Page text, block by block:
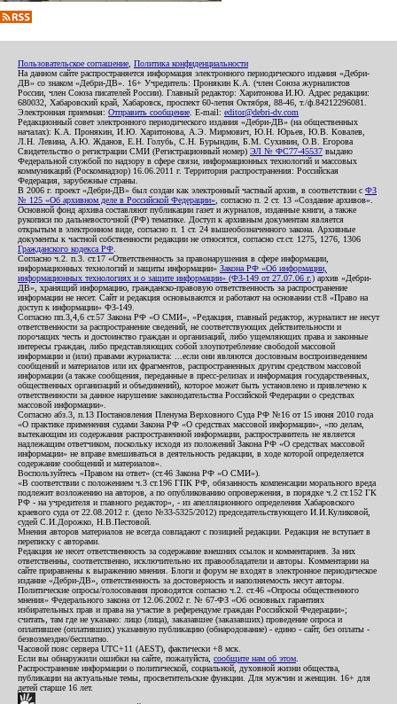
Пользовательское соглашение Политика конфиденциальности
На данном сайте распространяется информация электронного периодического издания «Дебри-
ДВ» со знаком «Дебри-ДВ». 16+ Учредитель: Пронякин К.А. (член Союза журналистов
России, член Союза писателей России). Главный редактор: Харитонова И.Ю. Адрес редакции:
680032, Хабаровский край, Хабаровск, проспект 60-летия Октября, 88-46, т./ф.84212296081.
Электронная приемная: Отправить сообщение . E-mail: editor@debri-dv.com
Редакционный совет электронного периодического издания «Дебри-ДВ» (на общественных
началах): К.А. Пронякин, И.Ю. Харитонова, А.Э. Мирмович, Ю.Н. Юрьев, Ю.В. Ковалев,
Л.Н. Левина, А.Ю. Жданов, Е.Н. Голубь, С.Н. Бурындин, Б.М. Сухинин, О.В. Егорова
Свидетельство о регистрации СМИ (Регистрационный номер) ЭЛ № ФС77-45537 выдано
Федеральной службой по надзору в сфере связи, информационных технологий и массовых
коммуникаций (Роскомнадзор) 16.06.2011 г. Территория распространения: Российская
Федерация, зарубежные страны.
В 2006 г. проект «Дебри-ДВ» был создан как электронный частный архив, в соответствии с ФЗ
№ 125 «Об архивном деле в Российской Федерации» , согласно п. 2 ст. 13 «Создание архивов».
Основной фонд архива составляют публикации газет и журналов, изданные книги, а также
рукописи по дальневосточной (РФ) тематике. Доступ к архивным документам является
открытым в электронном виде, согласно п. 1 ст. 24 вышеобозначенного закона. Архивные
документы к частной собственности редакции не относятся, согласно ст.ст. 1275, 1276, 1306
Гражданского кодекса РФ
Согласно ч.2. п.3. ст.17 «Ответственность за правонарушения в сфере информации,
информационных технологий и защиты информации» Закона РФ «Об информации,
информационных технологиях и о защите информации» (ФЗ-149 от 27.07.06 г.) архив «Дебри-
ДВ», хранящий информацию, гражданско-правовую ответственность за распространение
информации не несет. Сайт и редакция основываются и работают на основании ст.8 «Право на
доступ к информации» ФЗ-149.
Согласно пп.3,4,6 ст.57 Закона РФ «О СМИ», «Редакция, главный редактор, журналист не несут
ответственности за распространение сведений, не соответствующих действительности и
порочащих честь и достоинство граждан и организаций, либо ущемляющих права и законные
интересы граждан, либо представляющих собой злоупотребление свободой массовой
информации и (или) правами журналиста: ...если они являются дословным воспроизведением
сообщений и материалов или их фрагментов, распространенных другим средством массовой
информации (а также сообщения, переданные в пресс-релизах и информация государственных,
общественных организаций и объединений), которое может быть установлено и привлечено к
ответственности за данное нарушение законодательства Российской Федерации о средствах
массовой информации».
Согласно абз.3, п.13 Постановления Пленума Верховного Суда РФ №16 от 15 июня 2010 года
«О практике применения судами Закона РФ «О средствах массовой информации», «по делам,
вытекающим из содержания распространенной информации, распространитель не является
надлежащим ответчиком, поскольку исходя из положений Закона РФ «О средствах массовой
информации» не вправе вмешиваться в деятельность редакции, в ходе которой определяется
содержание сообщений и материалов».
Воспользуйтесь «Правом на ответ» (ст.46 Закона РФ «О СМИ»).
«В соответствии с положением ч.3 ст.196 ГПК РФ, обязанность компенсации морального вреда
подлежит возложению на авторов, а по опубликованию опровержения, в порядке ч.2 ст.152 ГК
РФ - на учредителя и главного редактор», - из апелляционного определения Хабаровского
краевого суда от 22.08.2012 г. (дело №33-5325/2012) председательствующего И.И.Куликовой,
судей С.И.Дорожко, Н.В.Пестовой.
Мнения авторов материалов не всегда совпадают с позицией редакции. Редакция не вступает в
переписку с авторами.
Редакция не несет ответственность за содержание внешних ссылок и комментариев. За них
ответственны, соответственно, исключительно их правообладатели и авторы. Комментарии на
сайте приравнены к выражению мнения. Блоги и форум не входят в электронное периодическое
издание «Дебри-ДВ», ответственность за достоверность и наполняемость несут авторы.
Политические опросы/голосования проводятся согласно ч.2. ст.46 «Опросы общественного
мнения» Федерального закона от 12.06.2002 г. № 67-ФЗ «Об основных гарантиях
избирательных прав и права на участие в референдуме граждан Российской Федерации»;
считать, там где не указано: лицо (лица), заказавшее (заказавших) проведение опроса и
оплатившее (оплативших) указанную публикацию (обнародование) - едино - сайт, без оплаты -
безвозмездно/бесплатно.
Часовой пояс сервера UTC+11 (AEST), фактически +8 мск.
Если вы обнаружили ошибки на сайте, пожалуйста, сообщите нам об этом
Распространение информации о политической, социальной, духовной жизни общества,
публикации на актуальные темы, просветительские функции. Для мужчин и женщин. 16+ для
детей старше 16 лет.